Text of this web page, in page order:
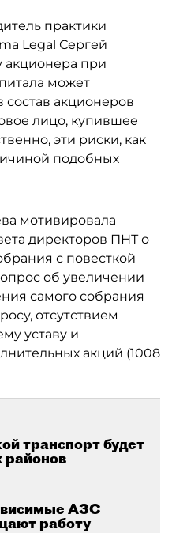
практики
Legal Сергей
акционера при
может
состав акционеров
лицо, купившее
эти риски, как
подобных
мотивировала
директоров ПНТ о
с повесткой
об увеличении
самого собрания
отсутствием
уставу и
акций (1008
транспорт будет
районов
АЗС
работу